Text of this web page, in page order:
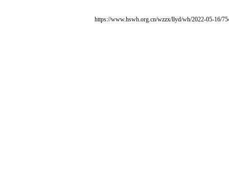
https://www.hswh.org.cn/wzzx/llyd/wh/2022-05-16/